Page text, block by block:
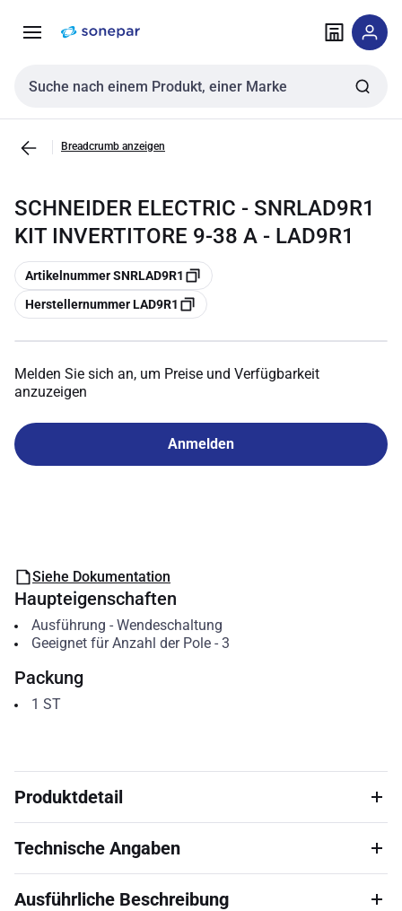
NavigationInhalt
Sucheingabe
Breadcrumb anzeigen
SCHNEIDER ELECTRIC - SNRLAD9R1
KIT INVERTITORE 9-38 A - LAD9R1
Kopieren
Artikelnummer SNRLAD9R1
Kopieren
Herstellernummer LAD9R1
Melden Sie sich an, um Preise und Verfügbarkeit
anzuzeigen
Anmelden
Siehe Dokumentation
Haupteigenschaften
Ausführung - Wendeschaltung
Geeignet für Anzahl der Pole- 3
Packung
1 ST
Produktdetail
Technische Angaben
Ausführliche Beschreibung